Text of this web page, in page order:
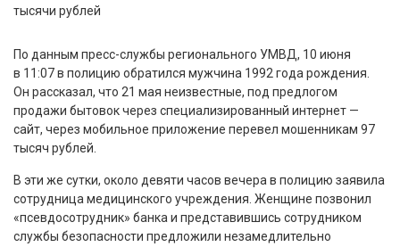
По данным пресс-службы регионального УМВД, 10 июня
в 11:07 в полицию обратился мужчина 1992 года рождения.
Он рассказал, что 21 мая неизвестные, под предлогом
продажи бытовок через специализированный интернет —
сайт, через мобильное приложение перевел мошенникам 97
тысяч рублей.
В эти же сутки, около девяти часов вечера в полицию заявила
сотрудница медицинского учреждения. Женщине позвонил
«псевдосотрудник» банка и представившись сотрудником
службы безопасности предложили незамедлительно